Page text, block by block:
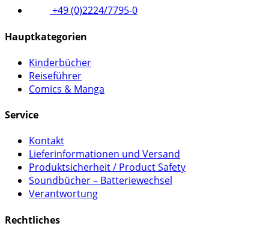
+49 (0)2224/7795-0
Hauptkategorien
Kinderbücher
Reiseführer
Comics & Manga
Service
Kontakt
Lieferinformationen und Versand
Produktsicherheit / Product Safety
Soundbücher – Batteriewechsel
Verantwortung
Rechtliches